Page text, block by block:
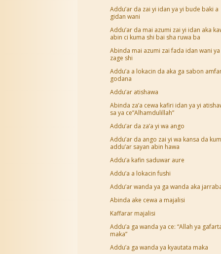
Addu’ar da zai yi idan ya yi bude baki a
gidan wani
Addu’ar da mai azumi zai yi idan aka
abin ci kuma shi bai sha ruwa ba
Abinda mai azumi zai fada idan wani ya
zage shi
Addu’a a lokacin da aka ga sabon
godana
Addu’ar atishawa
Abinda za’a cewa kafiri idan ya yi
sa ya ce”Alhamdulillah”
Addu’ar da za’a yi wa ango
Addu’ar da ango zai yi wa kansa da
addu’ar sayan abin hawa
Addu’a kafin saduwar aure
Addu’a a lokacin fushi
Addu’ar wanda ya ga wanda aka
Abinda ake cewa a majalisi
Kaffarar majalisi
Addu’a ga wanda ya ce: “Allah ya
maka”
Addu’a ga wanda ya kyautata maka